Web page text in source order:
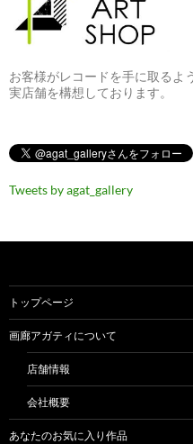
お客様がレコードを手に取るよ
実店舗を構想しております。
Tweets by agat_gallery
トップページ
画廊アガティについて
店舗情報
会社概要
あなたのお気に入り作品